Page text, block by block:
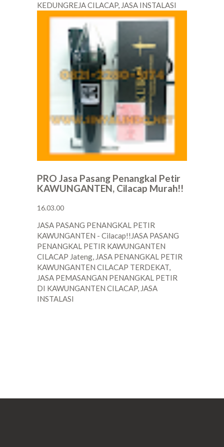
KEDUNGREJA CILACAP, JASA INSTALASI
PRO Jasa Pasang Penangkal Petir
KAWUNGANTEN, Cilacap Murah!!
16.03.00
JASA PASANG PENANGKAL PETIR
KAWUNGANTEN - Cilacap!!JASA PASANG
PENANGKAL PETIR KAWUNGANTEN
CILACAP Jateng, JASA PENANGKAL PETIR
KAWUNGANTEN CILACAP TERDEKAT,
JASA PEMASANGAN PENANGKAL PETIR
DI KAWUNGANTEN CILACAP, JASA
INSTALASI